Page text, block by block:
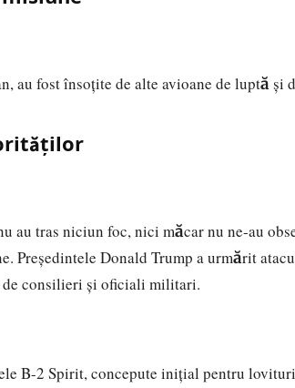
au fost însoțite de alte avioane de luptă și
au tras niciun foc, nici măcar nu ne-au
Președintele Donald Trump a urmărit
consilieri și oficiali militari.
B-2 Spirit, concepute inițial pentru